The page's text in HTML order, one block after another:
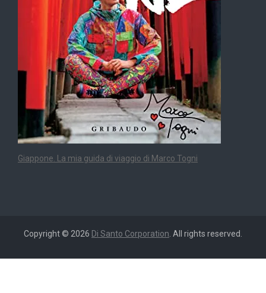
Giappone. La mia guida di viaggio di Marco Togni
Copyright © 2026 Di Santo Corporation . All rights reserved.